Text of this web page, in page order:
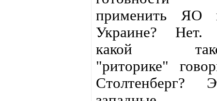
применить ЯО
Украине?
какой
"риторике"
Столтенберг?